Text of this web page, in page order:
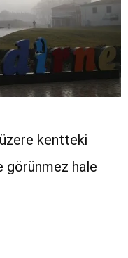
kentteki
görünmez hale